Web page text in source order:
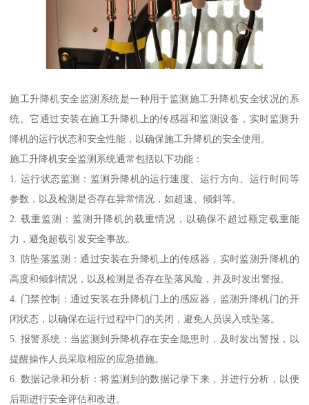
施工升降机安全监测系统是一种用于监测施工升降机安全状况的系
统。它通过安装在施工升降机上的传感器和监测设备，实时监测升
降机的运行状态和安全性能，以确保施工升降机的安全使用。
施工升降机安全监测系统通常包括以下功能：
1. 运行状态监测：监测升降机的运行速度、运行方向、运行时间等
参数，以及检测是否存在异常情况，如超速、倾斜等。
2. 载重监测：监测升降机的载重情况，以确保不超过额定载重能
力，避免超载引发安全事故。
3. 防坠落监测：通过安装在升降机上的传感器，实时监测升降机的
高度和倾斜情况，以及检测是否存在坠落风险，并及时发出警报。
4. 门禁控制：通过安装在升降机门上的感应器，监测升降机门的开
闭状态，以确保在运行过程中门的关闭，避免人员误入或坠落。
5. 报警系统：当监测到升降机存在安全隐患时，及时发出警报，以
提醒操作人员采取相应的应急措施。
6. 数据记录和分析：将监测到的数据记录下来，并进行分析，以便
后期进行安全评估和改进。